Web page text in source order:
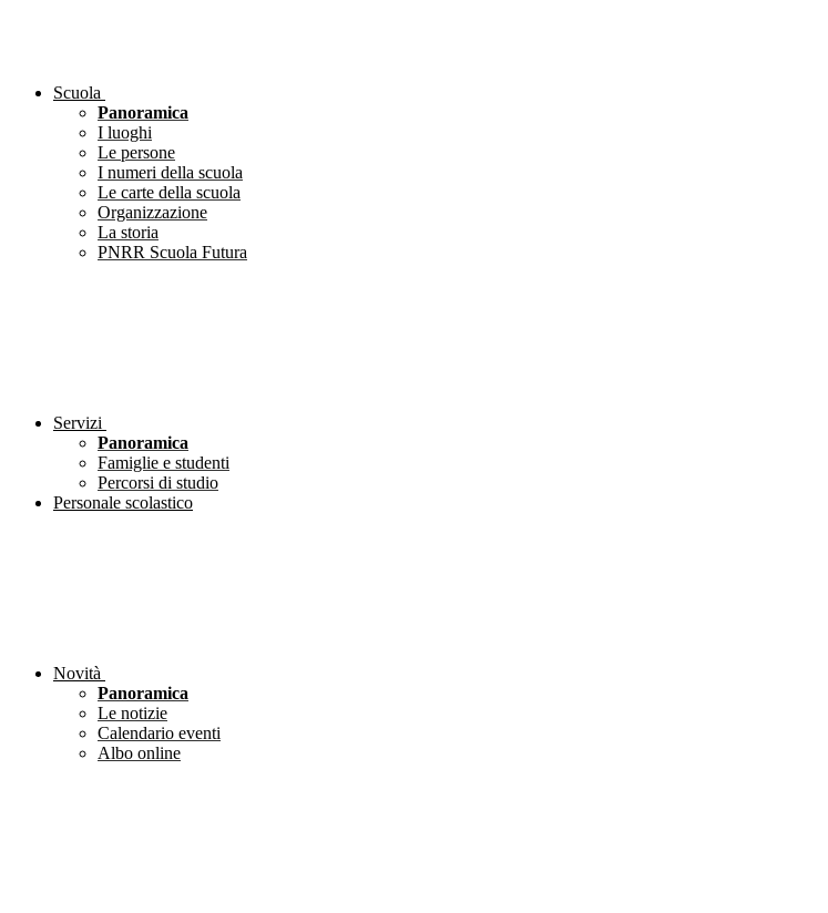
Scuola
Panoramica
I luoghi
Le persone
I numeri della scuola
Le carte della scuola
Organizzazione
La storia
PNRR Scuola Futura
Servizi
Panoramica
Famiglie e studenti
Percorsi di studio
Personale scolastico
Novità
Panoramica
Le notizie
Calendario eventi
Albo online